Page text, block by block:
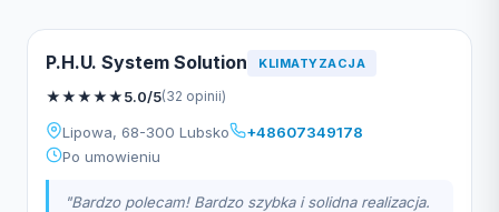
P.H.U. System Solution KLIMATYZACJA
★★★★★5.0/5(32 opinii)
Lipowa, 68-300 Lubsko
+48607349178
Po umowieniu
"Bardzo polecam! Bardzo szybka i solidna realizacja.